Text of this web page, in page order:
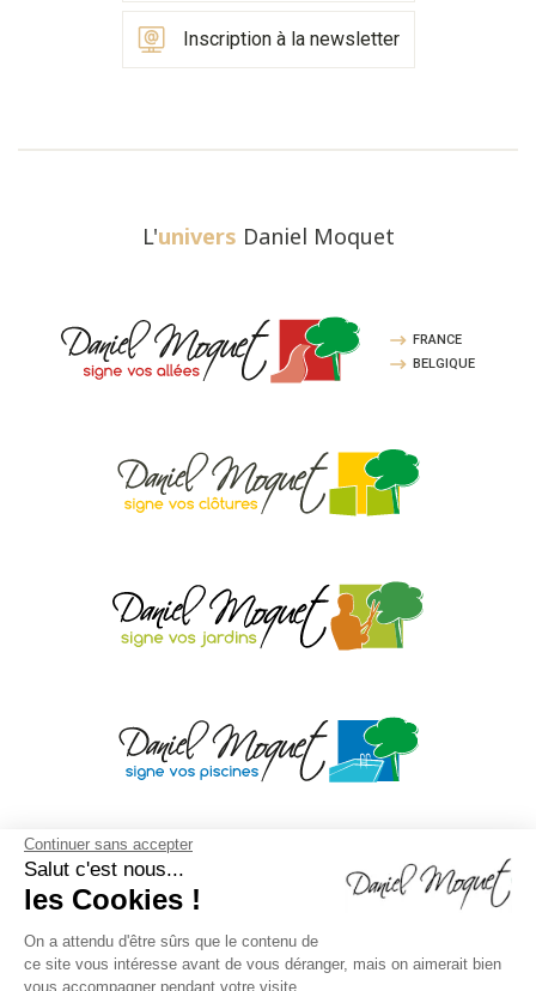
Continuer sans accepter
Salut c'est nous...
les Cookies !
On a attendu d'être sûrs que le contenu de
ce site vous intéresse avant de vous déranger, mais on aimerait bien
vous accompagner pendant votre visite...
Inscription à la newsletter
L'univers Daniel Moquet
FRANCE
BELGIQUE